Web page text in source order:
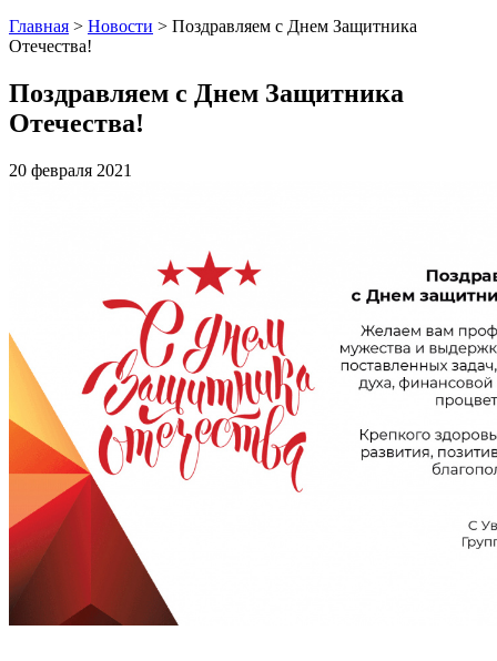
Главная > Новости > Поздравляем с Днем Защитника
Отечества!
Поздравляем с Днем Защитника
Отечества!
20 февраля 2021